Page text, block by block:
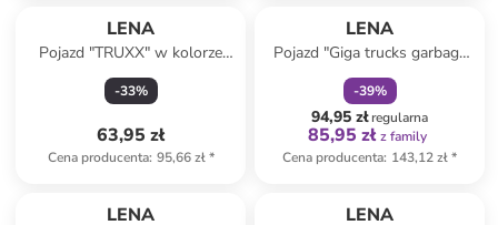
LENA
Pojazd "TRUXX" w kolorze
zielonym - 2+
-33%
63,95 zł
Cena producenta: 95,66 zł*
LENA
Pojazd "Giga trucks garbage
truck Arocs" w kolorze
pomarańczowym - 2+
-39%
94,95 złregularna
85,95 zł z family
Cena producenta: 143,12 zł*
LENA LENA